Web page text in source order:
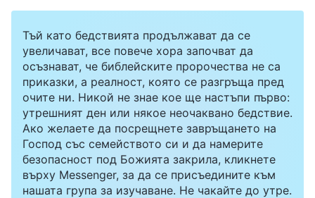
Тъй като бедствията продължават да се
увеличават, все повече хора започват да
осъзнават, че библейските пророчества не са
приказки, а реалност, която се разгръща пред
очите ни. Никой не знае кое ще настъпи първо:
утрешният ден или някое неочаквано бедствие.
Ако желаете да посрещнете завръщането на
Господ със семейството си и да намерите
безопасност под Божията закрила, кликнете
върху Messenger, за да се присъедините към
нашата група за изучаване. Не чакайте до утре.